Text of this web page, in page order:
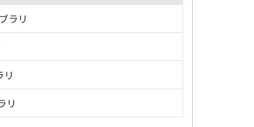
ラリ
リ
リ